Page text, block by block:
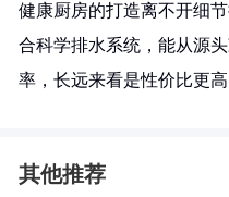
健康厨房的打造离不开细
合科学排水系统，能从源
率，长远来看是性价比更高
其他推荐